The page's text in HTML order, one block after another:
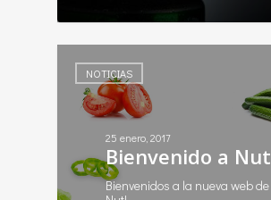
NOTICIAS
25 enero, 2017
Bienvenido a Nut
Bienvenidos a la nueva web de